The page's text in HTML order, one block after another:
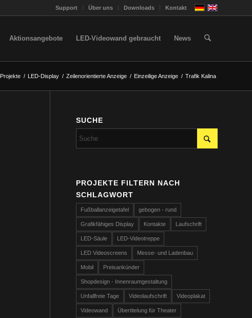
Support Über uns Downloads Kontakt
Aktionsangebote LED-Videowand gebraucht News
Projekte / LED-Display / Zeilenorientierte Anzeige / Einzeilige Anzeige / Trafik Kalina
SUCHE
PROJEKTE FILTERN NACH
SCHLAGWORT
Fußballanzeigetafel gebogen - rund
Grafikfähiges Display Kontakte Laufschrift
LED-Säule LED-Videotreppe
LED Videoscreens Messe- und Ladenbau
Mobil Preisankünder
Shopdesign - Innenraumgestaltung
Unfallfreie Tage Videolaufschrift Videoplakat
Videowand Übertitelung für Theater